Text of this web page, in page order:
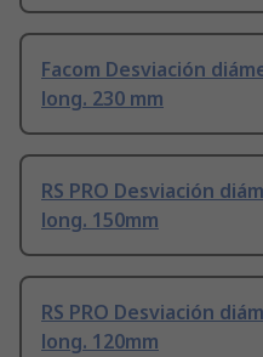
Facom Desviación
long. 230 mm
RS PRO Desviación
long. 150mm
RS PRO Desviación
long. 120mm